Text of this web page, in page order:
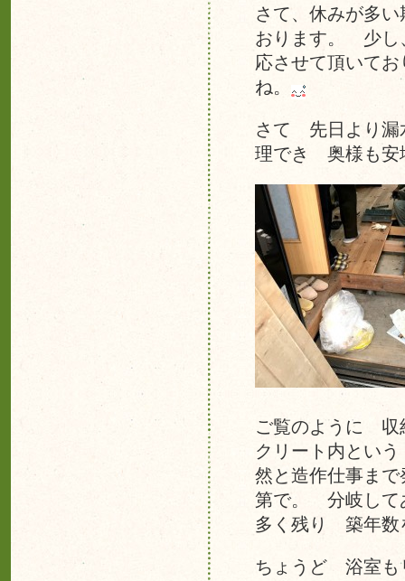
さて、休みが多
おります。 少し
応させて頂いて
ね。
さて 先日より漏
理でき 奥様も安
ご覧のように 収
クリート内とい
然と造作仕事ま
第で。 分岐して
多く残り 築年数
ちょうど 浴室も